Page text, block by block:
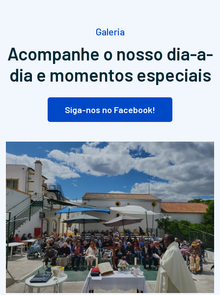
Galeria
Acompanhe o nosso dia-a-
dia e momentos especiais
Siga-nos no Facebook!